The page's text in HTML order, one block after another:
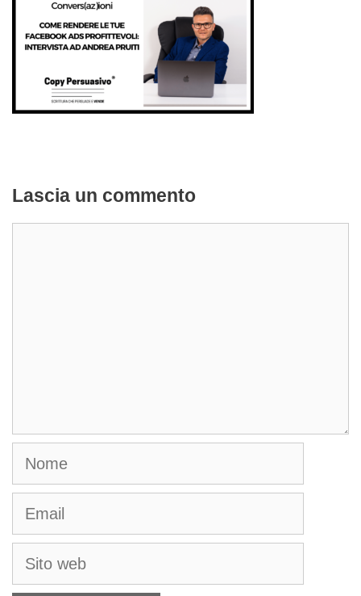
Lascia un commento
Nome
Email
Sito